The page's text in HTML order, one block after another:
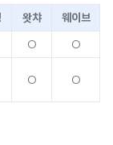
왓챠
웨이브
O
O
O O